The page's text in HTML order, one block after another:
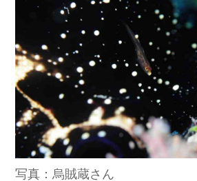
写真：烏賊蔵さん